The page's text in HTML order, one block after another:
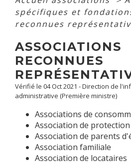
spécifiques et
reconnues
ASSOCIATIONS
RECONNUES
Vérifié le 04 Oct 2021 - Direction de
administrative (Première ministre)
Associations de
Association de
Association de parents
Association familiale
Association de locataires